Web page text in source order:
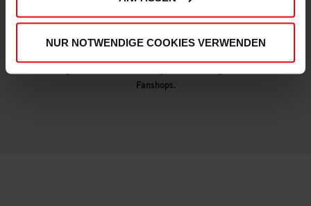
NUR NOTWENDIGE COOKIES VERWENDEN
Fanshops.